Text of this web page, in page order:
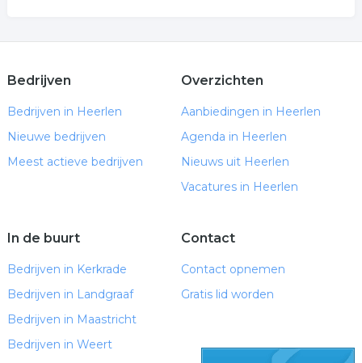
Bedrijven
Bedrijven in Heerlen
Nieuwe bedrijven
Meest actieve bedrijven
Overzichten
Aanbiedingen in Heerlen
Agenda in Heerlen
Nieuws uit Heerlen
Vacatures in Heerlen
In de buurt
Bedrijven in Kerkrade
Bedrijven in Landgraaf
Bedrijven in Maastricht
Bedrijven in Weert
Contact
Contact opnemen
Gratis lid worden